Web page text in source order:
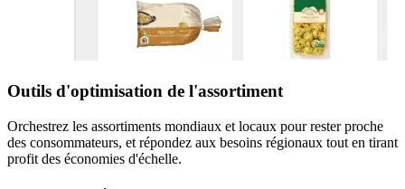
Outils d'optimisation de l'assortiment
Orchestrez les assortiments mondiaux et locaux pour rester proche
des consommateurs, et répondez aux besoins régionaux tout en tirant
profit des économies d'échelle.